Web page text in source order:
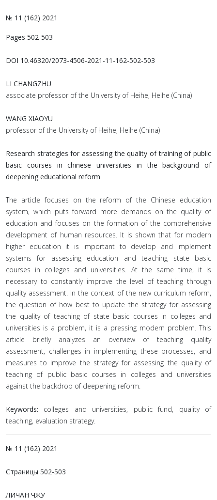
№ 11 (162) 2021
Pages 502-503
DOI 10.46320/2073-4506-2021-11-162-502-503
LI CHANGZHU
associate professor of the University of Heihe, Heihe (China)
WANG XIAOYU
professor of the University of Heihe, Heihe (China)
Research strategies for assessing the quality of training of public
basic courses in chinese universities in the background of
deepening educational reform
The article focuses on the reform of the Chinese education
system, which puts forward more demands on the quality of
education and focuses on the formation of the comprehensive
development of human resources. It is shown that for modern
higher education it is important to develop and implement
systems for assessing education and teaching state basic
courses in colleges and universities. At the same time, it is
necessary to constantly improve the level of teaching through
quality assessment. In the context of the new curriculum reform,
the question of how best to update the strategy for assessing
the quality of teaching of state basic courses in colleges and
universities is a problem, it is a pressing modern problem. This
article briefly analyzes an overview of teaching quality
assessment, challenges in implementing these processes, and
measures to improve the strategy for assessing the quality of
teaching of public basic courses in colleges and universities
against the backdrop of deepening reform.
Keywords: colleges and universities, public fund, quality of
teaching, evaluation strategy.
№ 11 (162) 2021
Страницы 502-503
ЛИЧАН ЧЖУ